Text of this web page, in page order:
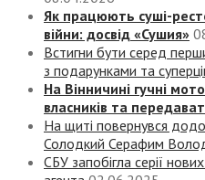
Як працюють суші-
війни: досвід «Сушия»
Встигни бути серед
з подарунками та
На Вінничині гучні
власників та
На щиті повернувся
Солодкий Серафим
СБУ запобігла серії